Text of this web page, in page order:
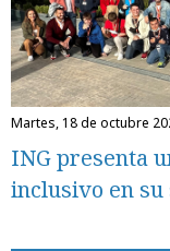
martes, 18 de octubre
ING presenta
inclusivo en